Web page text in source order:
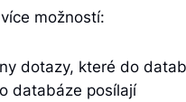
možností:
dotazy, které do
databáze posílají